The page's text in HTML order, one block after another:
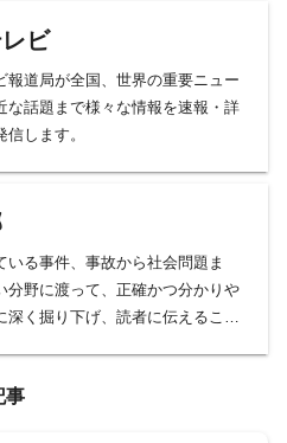
ビ
報道局が全国、世界の重要ニュー
な話題まで様々な情報を速報・詳
します。
いる事件、事故から社会問題ま
分野に渡って、正確かつ分かりや
深く掘り下げ、読者に伝えること
教育、科学、宇宙、災害・防災
事